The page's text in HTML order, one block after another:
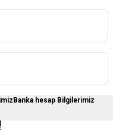
Banka hesap Bilgilerimiz